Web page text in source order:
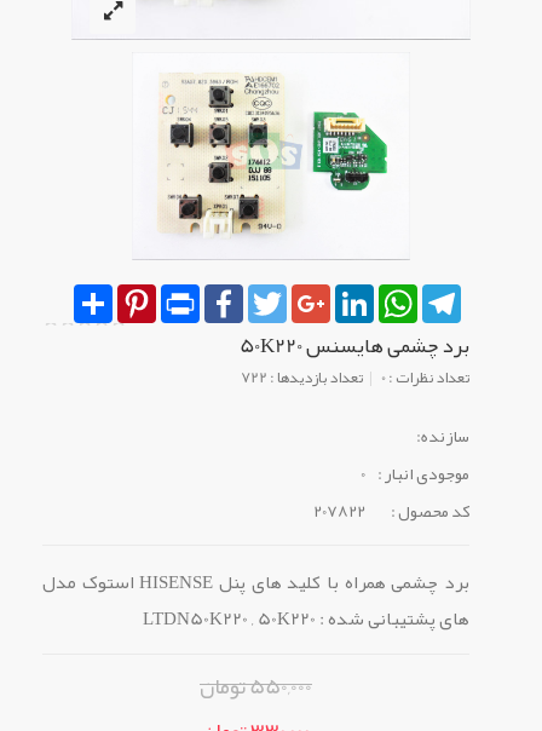
SharePinterest Print
FacebookTwitterGoogle+LinkedInWhatsAppTelegram
برد چشمی هایسنس 50K220
تعداد نظرات : 0 تعداد بازدیدها : 722
سازنده:
موجودی انبار : 0
کد محصول :
207822
برد چشمی همراه با کلید های پنل HISENSE استوک مدل
های پشتیبانی شده : LTDN50K220 , 50K220
550,000 تومان